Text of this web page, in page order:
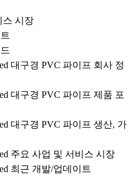
스 시장
대구경 PVC 파이프 회사 정
대구경 PVC 파이프 제품 포
대구경 PVC 파이프 생산, 가
주요 사업 및 서비스 시장
최근 개발/업데이트